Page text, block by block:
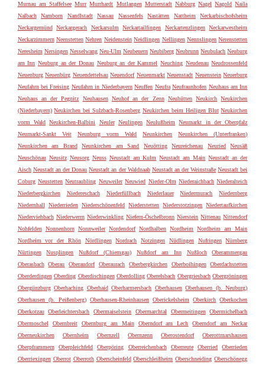
Murnau am Staffelsee Murr Murrhardt Mutlangen Mutterstadt Nabburg Nagel Nagold Naila
Nalbach
Namborn Nandlstadt Nassau Nassenfels Nastätten Nattheim
Neckarbischofsheim
Neckargemünd Neckargerach Neckarsulm Neckartailfingen Neckartenzlingen Neckarwestheim
Neckarzimmern Neenstetten Nehren Neidenstein Neidlingen Nellingen Nennslingen Nerenstetten
Neresheim Nersingen Nesselwang Neu-Ulm Neubeuern Neubiberg Neubrunn Neubulach Neuburg
am Inn Neuburg an der Donau Neuburg an der Kammel Neuching Neudenau Neudrossenfeld
Neuenburg Neuenbürg Neuendettelsau Neuendorf Neuenmarkt Neuenstadt Neuenstein Neuerburg
Neufahrn bei Freising Neufahrn in Niederbayern Neuffen Neufra Neufraunhofen Neuhaus am Inn
Neuhaus an der Pegnitz
Neuhausen Neuhof an der Zenn Neuhütten Neukirch Neukirchen
(Niederbayern) Neukirchen bei Sulzbach-Rosenberg Neukirchen beim Heiligen Blut Neukirchen
vorm Wald Neukirchen-Balbini Neuler Neulingen Neulußheim
Neumarkt in der Oberpfalz
Neumarkt-Sankt Veit
Neunburg vorm Wald Neunkirchen
Neunkirchen (Unterfranken)
Neunkirchen am Brand
Neunkirchen am Sand Neuötting Neureichenau Neuried
Neusäß
Neuschönau Neusitz Neusorg Neuss Neustadt am Kulm Neustadt am Main Neustadt an der
Aisch Neustadt an der Donau Neustadt an der Waldnaab Neustadt an der Weinstraße Neustadt bei
Coburg Neustetten Neutraubling Neuweiler Neuwied Nieder-Olm Niederaichbach Niederalteich
Niederbergkirchen
Niedereschach Niederfüllbach Niederlauer Niedermurach
Niedernberg
Niedernhall
Niederrieden Niederschönenfeld Niederstetten Niederstotzingen Niedertaufkirchen
Niederviehbach Niederwerrn Niederwinkling Niefern-Öschelbronn Nierstein Nittenau Nittendorf
Nohfelden Nonnenhorn Nonnweiler Nordendorf Nordhalben Nordheim
Nordheim am Main
Nordheim vor der Rhön
Nördlingen Nordrach Notzingen Nüdlingen Nufringen
Nürnberg
Nürtingen
Nusplingen Nußdorf (Chiemgau) Nußdorf am Inn Nußloch
Oberammergau
Oberasbach
Oberau Oberaudorf Oberaurach Oberbergkirchen Oberboihingen
Oberdachstetten
Oberderdingen Oberding Oberdischingen Oberdolling Oberelsbach Obergriesbach Obergröningen
Obergünzburg Oberhaching Oberhaid Oberharmersbach Oberhausen Oberhausen (b. Neuburg)
Oberhausen (b. Peißenberg) Oberhausen-Rheinhausen Oberickelsheim Oberkirch Oberkochen
Oberkotzau
Oberleichtersbach Obermaiselstein Obermarchtal Obermeitingen
Obermichelbach
Obermoschel
Obernbreit Obernburg am Main Oberndorf am Lech
Oberndorf am Neckar
Oberneukirchen
Obernheim Obernzell Obernzenn Oberostendorf
Oberottmarshausen
Oberpframmern
Oberpleichfeld Oberpöring Oberreichenbach Oberreute Oberried
Oberrieden
Oberriexingen Oberrot Oberroth Oberscheinfeld Oberschleißheim Oberschneiding Oberschönegg